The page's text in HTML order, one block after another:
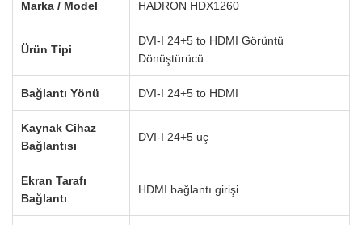
Marka / Model HADRON HDX1260
Ürün Tipi
DVI-I 24+5 to HDMI Görüntü
Dönüştürücü
Bağlantı Yönü DVI-I 24+5 to HDMI
Kaynak Cihaz
Bağlantısı
DVI-I 24+5 uç
Ekran Tarafı
Bağlantı
HDMI bağlantı girişi